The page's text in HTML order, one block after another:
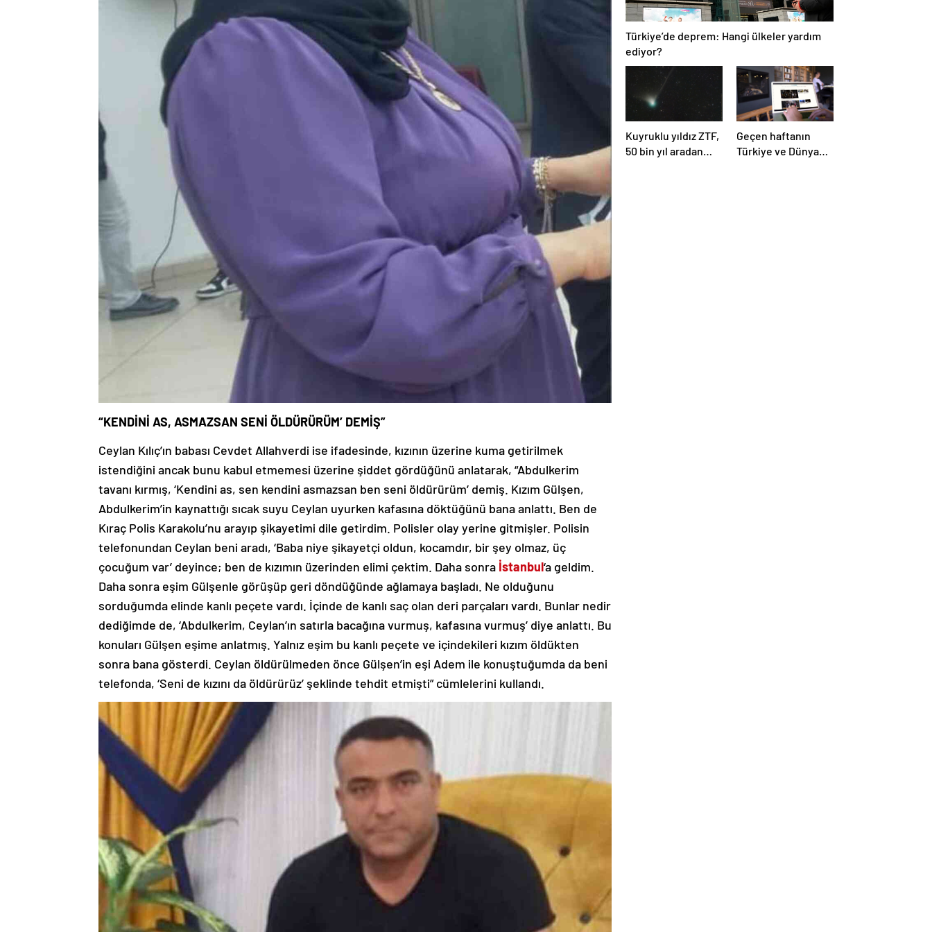
“KENDİNİ AS, ASMAZSAN SENİ ÖLDÜRÜRÜM’ DEMİŞ”
Ceylan Kılıç’ın babası Cevdet Allahverdi ise ifadesinde, kızının üzerine kuma getirilmek
istendiğini ancak bunu kabul etmemesi üzerine şiddet gördüğünü anlatarak, “Abdulkerim
tavanı kırmış, ‘Kendini as, sen kendini asmazsan ben seni öldürürüm’ demiş. Kızım Gülşen,
Abdulkerim’in kaynattığı sıcak suyu Ceylan uyurken kafasına döktüğünü bana anlattı. Ben de
Kıraç Polis Karakolu’nu arayıp şikayetimi dile getirdim. Polisler olay yerine gitmişler. Polisin
telefonundan Ceylan beni aradı, ‘Baba niye şikayetçi oldun, kocamdır, bir şey olmaz, üç
çocuğum var’ deyince; ben de kızımın üzerinden elimi çektim. Daha sonra İstanbul‘a geldim.
Daha sonra eşim Gülşenle görüşüp geri döndüğünde ağlamaya başladı. Ne olduğunu
sorduğumda elinde kanlı peçete vardı. İçinde de kanlı saç olan deri parçaları vardı. Bunlar nedir
dediğimde de, ‘Abdulkerim, Ceylan’ın satırla bacağına vurmuş, kafasına vurmuş’ diye anlattı. Bu
konuları Gülşen eşime anlatmış. Yalnız eşim bu kanlı peçete ve içindekileri kızım öldükten
sonra bana gösterdi. Ceylan öldürülmeden önce Gülşen’in eşi Adem ile konuştuğumda da beni
telefonda, ‘Seni de kızını da öldürürüz’ şeklinde tehdit etmişti” cümlelerini kullandı.
Türkiye’de deprem: Hangi ülkeler yardım
ediyor?
Kuyruklu yıldız ZTF,
50 bin yıl aradan
Geçen haftanın
Türkiye ve Dünya